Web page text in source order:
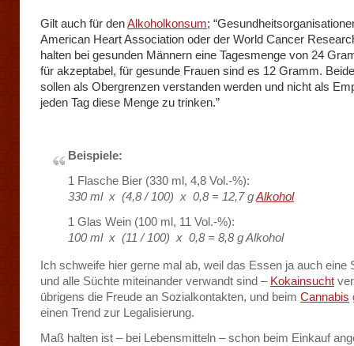
Gilt auch für denAlkoholkonsum;
American Heart Association oder der World Cancer
halten bei gesunden Männern eine Tagesmenge von 24
für akzeptabel, für gesunde Frauen sind es 12 Gramm.
sollen als Obergrenzen verstanden werden und nicht als
jeden Tag diese Menge zu trinken.”
Beispiele:
1 Flasche Bier (330 ml, 4,8 Vol.-%):
330 ml x (4,8 / 100) x 0,8 = 12,7 gAlkohol
1 Glas Wein (100 ml, 11 Vol.-%):
100 ml x (11 / 100) x 0,8 = 8,8 g Alkohol
Ich schweife hier gerne mal ab, weil das Essen ja auch eine
und alle Süchte miteinander verwandt sind – Kokainsucht
übrigens die Freude an Sozialkontakten, und beim Cannabis
einen Trend zur Legalisierung.
Maß halten ist – bei Lebensmitteln – schon beim Einkauf